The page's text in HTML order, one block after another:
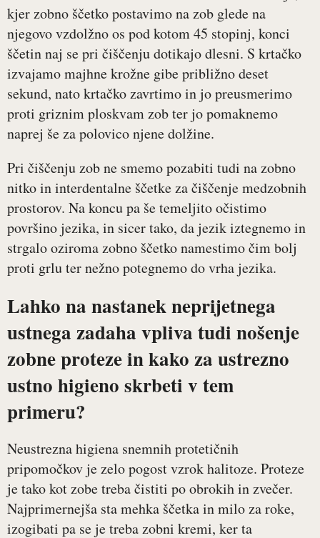
kjer zobno ščetko postavimo na zob glede na
njegovo vzdolžno os pod kotom 45 stopinj, konci
ščetin naj se pri čiščenju dotikajo dlesni. S krtačko
izvajamo majhne krožne gibe približno deset
sekund, nato krtačko zavrtimo in jo preusmerimo
proti griznim ploskvam zob ter jo pomaknemo
naprej še za polovico njene dolžine.
Pri čiščenju zob ne smemo pozabiti tudi na zobno
nitko in interdentalne ščetke za čiščenje medzobnih
prostorov. Na koncu pa še temeljito očistimo
površino jezika, in sicer tako, da jezik iztegnemo in
strgalo oziroma zobno ščetko namestimo čim bolj
proti grlu ter nežno potegnemo do vrha jezika.
Lahko na nastanek neprijetnega
ustnega zadaha vpliva tudi nošenje
zobne proteze in kako za ustrezno
ustno higieno skrbeti v tem
primeru?
Neustrezna higiena snemnih protetičnih
pripomočkov je zelo pogost vzrok halitoze. Proteze
je tako kot zobe treba čistiti po obrokih in zvečer.
Najprimernejša sta mehka ščetka in milo za roke,
izogibati pa se je treba zobni kremi, ker ta